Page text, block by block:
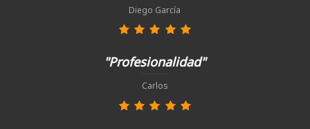
Diego García
"Profesionalidad"
Carlos